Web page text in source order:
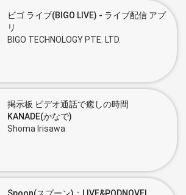
ビゴ ライブ(BIGO LIVE) ‐ ライブ配信 アプ
リ
BIGO TECHNOLOGY PTE. LTD.
掲示板 ビデオ通話で癒しの時間
KANADE(かなで)
Shoma Irisawa